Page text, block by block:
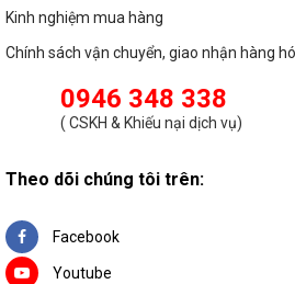
compact, tuổi thọ của đèn LED bulb
nhiều.
Kinh nghiệm mua hàng
Chính sách vận chuyển, giao nhận hàng
0946 348 338
( CSKH & Khiếu nại dịch vụ)
Theo dõi chúng tôi trên:
Facebook
Youtube